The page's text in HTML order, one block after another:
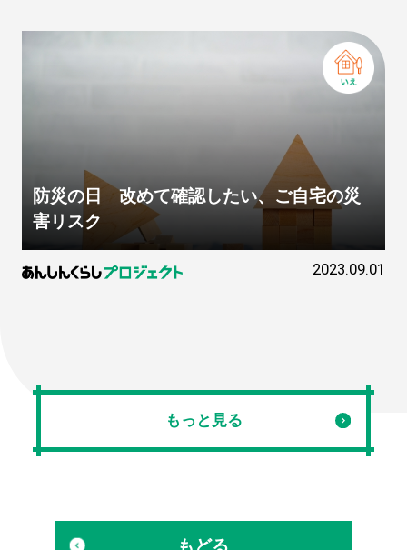
防災の日 改めて確認したい、ご自宅の災
害リスク
2023.09.01
もっと見る
もどる